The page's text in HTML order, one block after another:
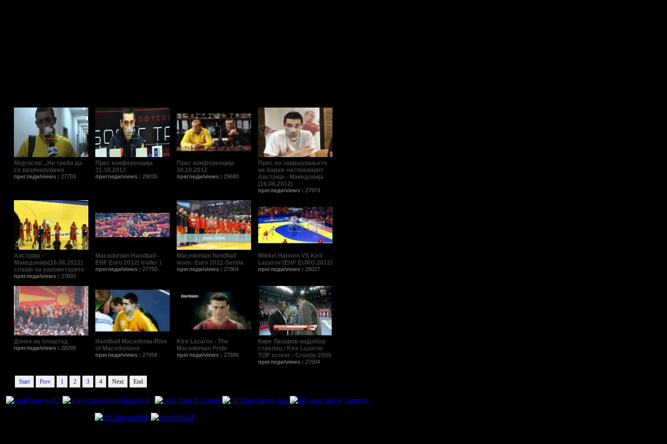
Мојсоски: „Не треба да
се разочаруваме
прегледи/views : 27703
Прес конференција
31.10.2012
прегледи/views : 29035
Прес конференција
30.10.2012
прегледи/views : 29680
Прес по завршувањето
на бараж натпреварот
Австрија - Македонија
(16.06.2012)
прегледи/views : 27974
Австрија -
Македонија(16.06.2012)
славје на ракометарите
прегледи/views : 27693
Macedonian Handball -
EHF Еuro 2012( trailer )
прегледи/views : 27750
Macedonian handball
team- Euro 2012-Serbia
прегледи/views : 27904
Mikkel Hansen VS Kiril
Lazarov (EHF EURO 2012)
прегледи/views : 28027
Дочек на плоштад
прегледи/views : 28299
Handball Macedonia-Rise
of Macedonians
прегледи/views : 27958
Kire Lazarov - The
Macedonian Pride
прегледи/views : 27986
Кире Лазаров најдобар
стрелец / Kire Lazarov
TOP scorer - Croatia 2009
прегледи/views : 27604
Start Prev 1 2 3 4 Next End